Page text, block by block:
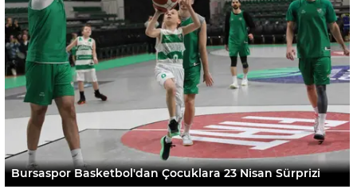
Bursaspor Basketbol'dan Çocuklara 23 Nisan Sürprizi